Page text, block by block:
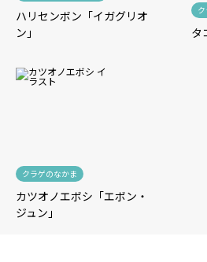
ハリセンボン「イガグリオ
ン」
タ
クラゲのなかま
カツオノエボシ「エボン・
ジュン」